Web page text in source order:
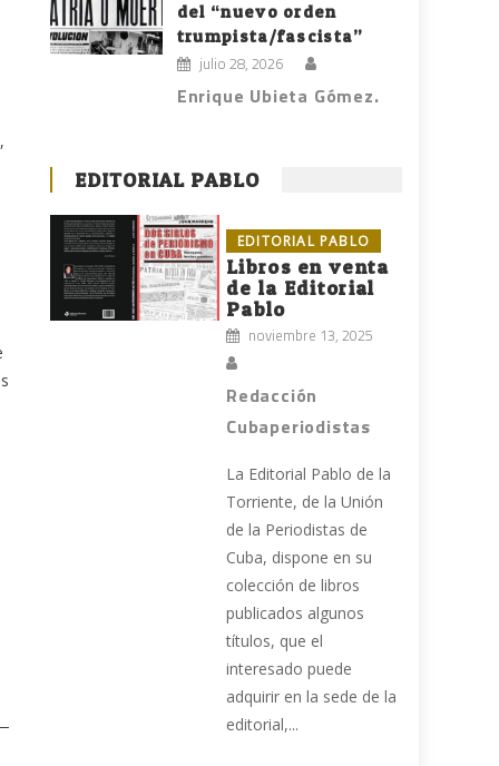
del “nuevo orden
trumpista/fascista”
julio 28, 2026
Enrique Ubieta Gómez.
EDITORIAL PABLO
EDITORIAL PABLO
Libros en venta
de la Editorial
Pablo
noviembre 13, 2025
Redacción
Cubaperiodistas
La Editorial Pablo de la
Torriente, de la Unión
de la Periodistas de
Cuba, dispone en su
colección de libros
publicados algunos
títulos, que el
interesado puede
adquirir en la sede de la
editorial,...